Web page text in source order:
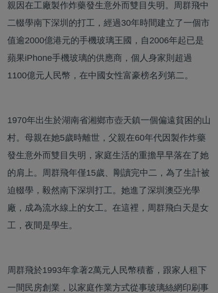
親因在工廠製作炸藥發生意外而雙目失明。周群飛中
二輟學南下深圳的打工，經過30年時間建立了一個市
值逾2000億港元的手機玻璃王國，自2006年起已是
蘋果iPhone手機玻璃的供應商，個人身家則超過
1100億元人民幣，在中國女性富豪榜名列第二。
1970年出生於湖南省湘鄉市壺天鎮一個偏遠貧困的山
村。母親在她5歲時離世，父親在60年代因製作炸藥
發生意外而雙目失明，家庭生活的重擔早早落在了她
的肩上。周群飛年僅15歲、剛讀完中二，為了生計被
迫輟學，毅然南下深圳打工。她進了深圳澳亞光學
廠，成為流水線上的女工。在這裡，周群飛白天是女
工，夜間是學生。
周群飛於1993年拿著2萬元人民幣積蓄，跟家人租下
一間民房創業，以家庭作業方式從事玻璃絲網印刷事